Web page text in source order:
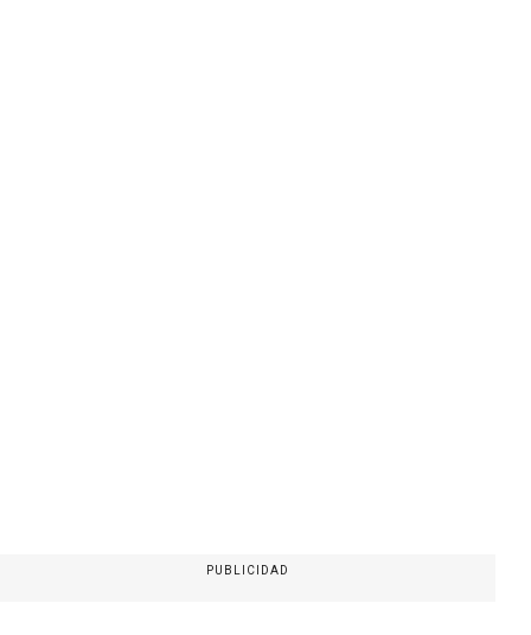
PUBLICIDAD